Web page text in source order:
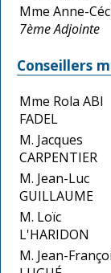
Mme Anne-
7ème Adjointe
Conseillers
Mme Rola ABI
FADEL
M. Jacques
CARPENTIER
M. Jean-Luc
GUILLAUME
M. Loïc
L'HARIDON
M. Jean-